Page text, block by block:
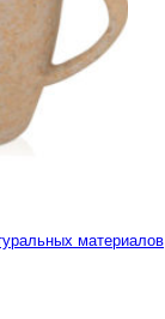
материалов